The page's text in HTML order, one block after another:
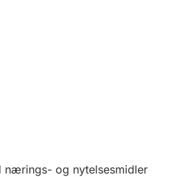
nærings- og nytelsesmidler